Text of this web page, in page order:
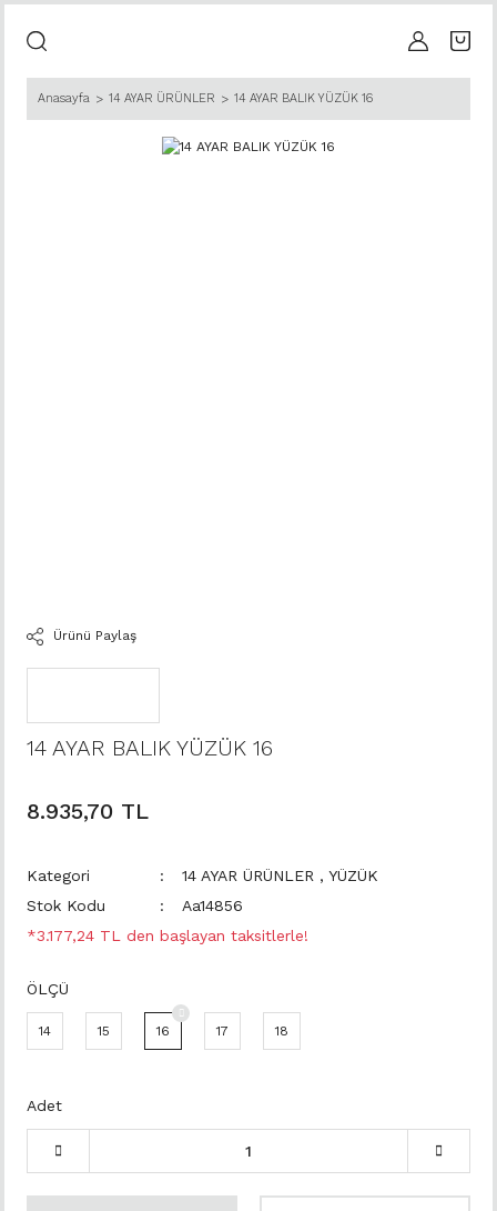
Anasayfa 14 AYAR ÜRÜNLER 14 AYAR BALIK YÜZÜK 16
Ürünü Paylaş
14 AYAR BALIK YÜZÜK 16
8.935,70 TL
Kategori 14 AYAR ÜRÜNLER , YÜZÜK
Stok Kodu
Aa14856
*3.177,24 TL den başlayan taksitlerle!
ÖLÇÜ
14 15 16 17 18
Adet